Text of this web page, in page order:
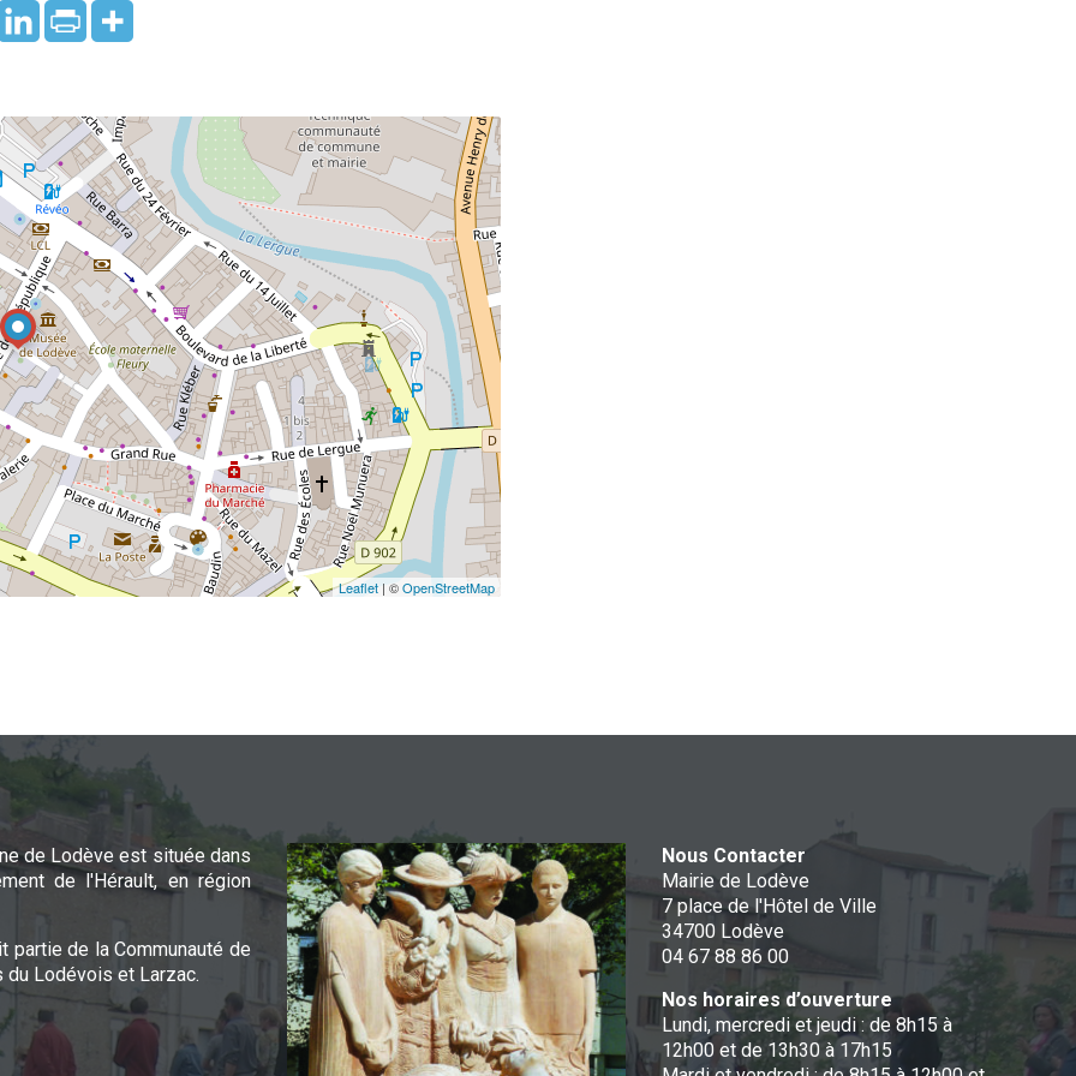
Leaflet | ©OpenStreetMap
de Lodève est située dans
de l'Hérault, en région
partie de la Communauté de
du Lodévois et Larzac.
Nous Contacter
Mairie de Lodève
7 place de l'Hôtel de Ville
34700 Lodève
04 67 88 86 00
Nos horaires d’ouverture
Lundi, mercredi et jeudi : de 8h15 à
12h00 et de 13h30 à 17h15